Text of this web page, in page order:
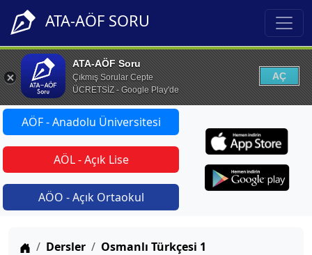
ATA-AÖF SORU
ATA-AÖF Soru
Çıkmış Sorular Cepte
ÜCRETSİZ - Google Play'de
AÇ
AÖF - Anadolu Üniversitesi
AÖL - Açık Lise
AÖO - Açık Ortaokul
Anasayfa
Dersler
Osmanlı Türkçesi 1